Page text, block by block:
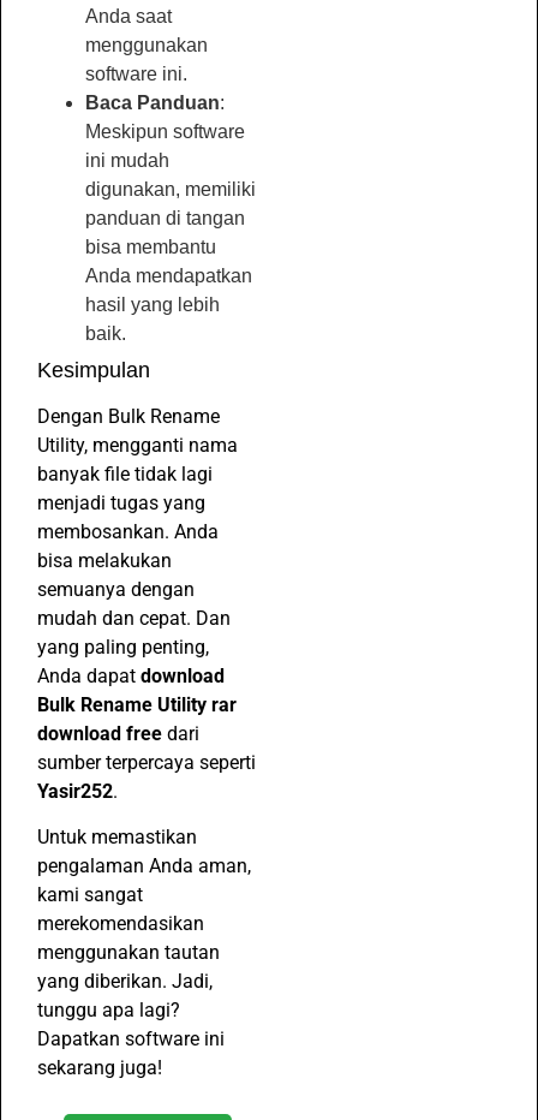
Anda saat
menggunakan
software ini.
Baca Panduan:
Meskipun software
ini mudah
digunakan, memiliki
panduan di tangan
bisa membantu
Anda mendapatkan
hasil yang lebih
baik.
Kesimpulan
Dengan Bulk Rename
Utility, mengganti nama
banyak file tidak lagi
menjadi tugas yang
membosankan. Anda
bisa melakukan
semuanya dengan
mudah dan cepat. Dan
yang paling penting,
Anda dapat download
Bulk Rename Utility rar
download free dari
sumber terpercaya seperti
Yasir252.
Untuk memastikan
pengalaman Anda aman,
kami sangat
merekomendasikan
menggunakan tautan
yang diberikan. Jadi,
tunggu apa lagi?
Dapatkan software ini
sekarang juga!